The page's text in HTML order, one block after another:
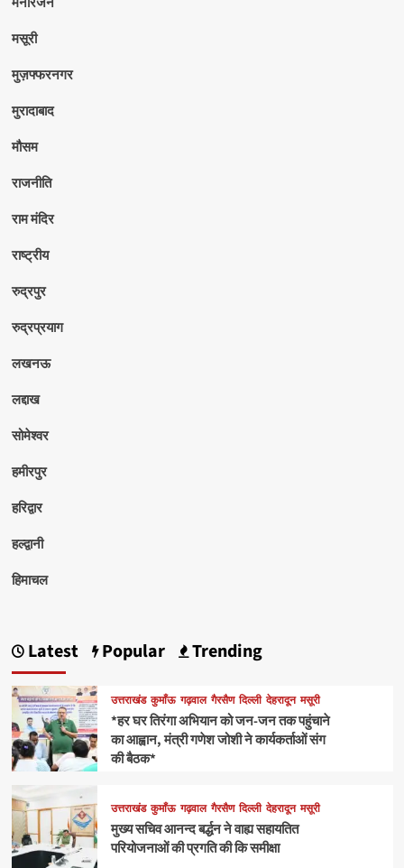
मसूरी
मुज़फ्फरनगर
मुरादाबाद
मौसम
राजनीति
राम मंदिर
राष्ट्रीय
रुद्रपुर
रुद्रप्रयाग
लखनऊ
लद्दाख
सोमेश्वर
हमीरपुर
हरिद्वार
हल्द्वानी
हिमाचल
Latest Popular Trending
उत्तराखंड कुमाँऊ गढ़वाल गैरसैण दिल्ली देहरादून मसूरी
*हर घर तिरंगा अभियान को जन-जन तक पहुंचाने
का आह्वान, मंत्री गणेश जोशी ने कार्यकर्ताओं संग
की बैठक*
उत्तराखंड कुमाँऊ गढ़वाल गैरसैण दिल्ली देहरादून मसूरी
मुख्य सचिव आनन्द बर्द्धन ने वाह्य सहायतित
परियोजनाओं की प्रगति की कि समीक्षा